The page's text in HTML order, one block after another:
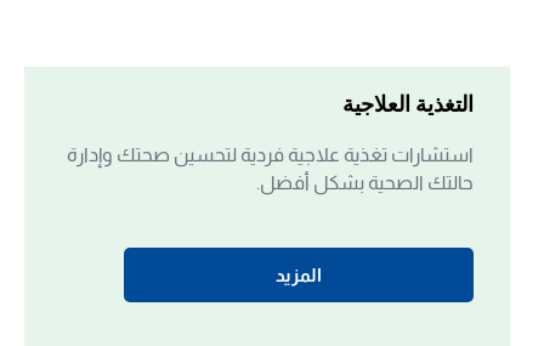
التغذية العلاجية
استشارات تغذية علاجية فردية لتحسين صحتك وإدارة
حالتك الصحية بشكل أفضل.
المزيد